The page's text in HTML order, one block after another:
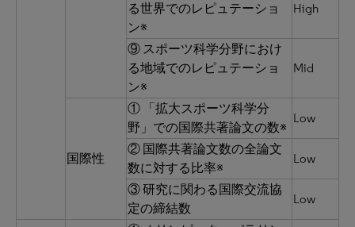
る世界でのレピュテーショ
ン※
High
⑨ スポーツ科学分野におけ
る地域でのレピュテーショ
ン※
Mid
国際性
① 「拡大スポーツ科学分
野」での国際共著論文の数※
Low
② 国際共著論文数の全論文
数に対する比率※
Low
③ 研究に関わる国際交流協
定の締結数
Low